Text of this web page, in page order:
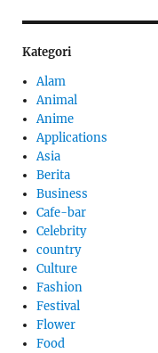
Kategori
Alam
Animal
Anime
Applications
Asia
Berita
Business
Cafe-bar
Celebrity
country
Culture
Fashion
Festival
Flower
Food